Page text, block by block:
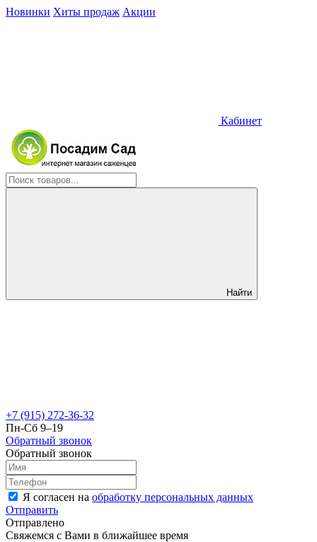
Новинки Хиты продаж Акции
Кабинет
Найти
+7 (915) 272-36-32
Пн-Сб 9–19
Обратный звонок
Обратный звонок
Я согласен на обработку персональных данных
Отправить
Отправлено
Свяжемся с Вами в ближайшее время